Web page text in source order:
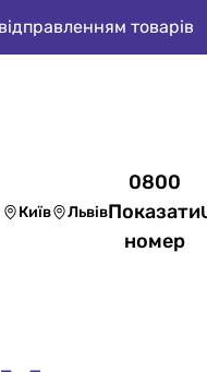
товарів
Київ Львів
0800
Показати
номер